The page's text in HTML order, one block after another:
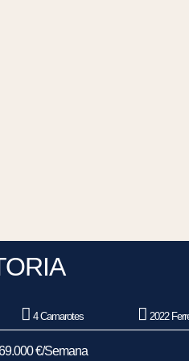
4 Camarotes 2022
€/Semana